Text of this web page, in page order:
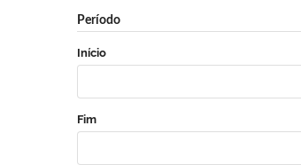
Período
Início
Fim